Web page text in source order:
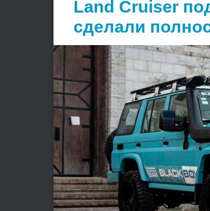
Land Cruiser
сделали